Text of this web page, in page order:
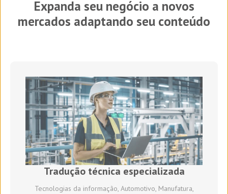
Expanda seu negócio a novos
mercados adaptando seu conteúdo
Tradução técnica especializada
Tecnologias da informação, Automotivo, Manufatura,